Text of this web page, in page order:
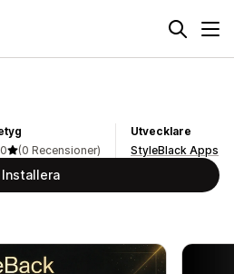
(0 Recensioner)
Utvecklare
StyleBlack Apps
Installera